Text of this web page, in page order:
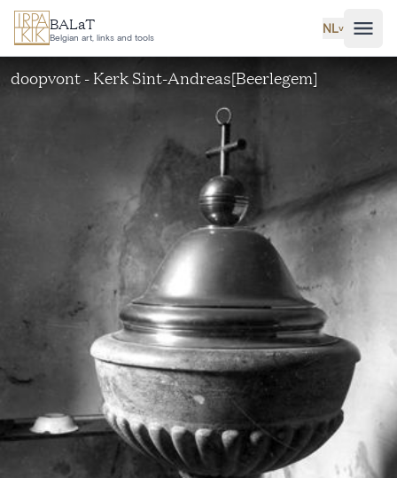
Ga naar hoofdinhoud
BALaT
Belgian art, links and tools
NL˅
doopvont - Kerk Sint-Andreas[Beerlegem]